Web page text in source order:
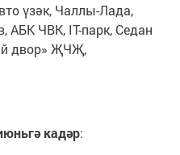
үзәк, Чаллы-Лада,
АБК ЧВК, IT-парк, Седан
двор» ҖЧҖ,
кадәр: